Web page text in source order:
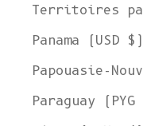
Territoires
Panama (USD $)
Papouasie-
Paraguay (PYG